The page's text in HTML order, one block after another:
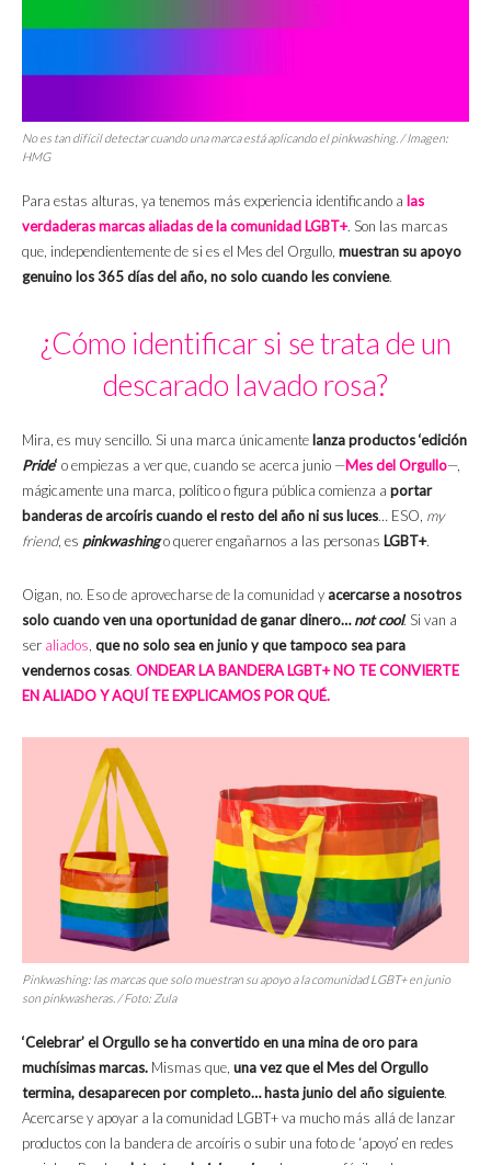
No es tan difícil detectar cuando una marca está aplicando el pinkwashing. / Imagen:
HMG
Para estas alturas, ya tenemos más experiencia identificando a las
verdaderas marcas aliadas de la comunidad LGBT+. Son las marcas
que, independientemente de si es el Mes del Orgullo, muestran su apoyo
genuino los 365 días del año, no solo cuando les conviene.
¿Cómo identificar si se trata de un
descarado lavado rosa?
Mira, es muy sencillo. Si una marca únicamente lanza productos ‘edición
Pride‘ o empiezas a ver que, cuando se acerca junio —Mes del Orgullo—,
mágicamente una marca, político o figura pública comienza a portar
banderas de arcoíris cuando el resto del año ni sus luces… ESO, my
friend, es pinkwashingo querer engañarnos a las personas LGBT+.
Oigan, no. Eso de aprovecharse de la comunidad y acercarse a nosotros
solo cuando ven una oportunidad de ganar dinero…not cool. Si van a
ser aliados, que no solo sea en junio y que tampoco sea para
vendernos cosas. ONDEAR LA BANDERA LGBT+ NO TE CONVIERTE
EN ALIADO Y AQUÍ TE EXPLICAMOS POR QUÉ.
Pinkwashing: las marcas que solo muestran su apoyo a la comunidad LGBT+ en junio
son pinkwasheras. / Foto: Zula
‘Celebrar’ el Orgullo se ha convertido en una mina de oro para
muchísimas marcas. Mismas que, una vez que el Mes del Orgullo
termina, desaparecen por completo… hasta junio del año siguiente.
Acercarse y apoyar a la comunidad LGBT+ va mucho más allá de lanzar
productos con la bandera de arcoíris o subir una foto de ‘apoyo’ en redes